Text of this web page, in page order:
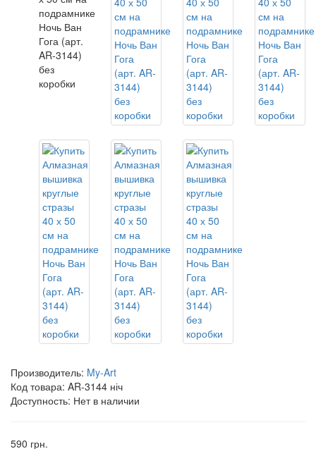
Производитель: My-Art
Код товара: AR-3144 ніч
Доступность: Нет в наличии
590 грн.